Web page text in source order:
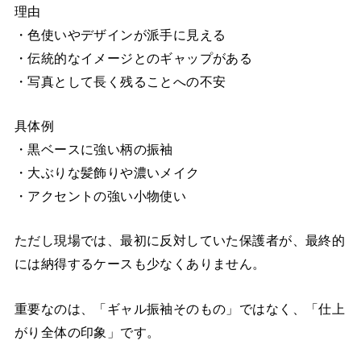
理由
・色使いやデザインが派手に見える
・伝統的なイメージとのギャップがある
・写真として長く残ることへの不安
具体例
・黒ベースに強い柄の振袖
・大ぶりな髪飾りや濃いメイク
・アクセントの強い小物使い
ただし現場では、最初に反対していた保護者が、最終的
には納得するケースも少なくありません。
重要なのは、「ギャル振袖そのもの」ではなく、「仕上
がり全体の印象」です。